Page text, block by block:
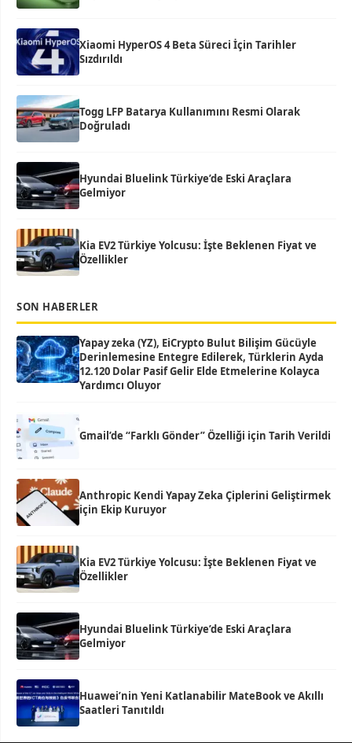
Xiaomi HyperOS 4 Beta Süreci İçin Tarihler
Sızdırıldı
Togg LFP Batarya Kullanımını Resmi Olarak
Doğruladı
Hyundai Bluelink Türkiye’de Eski Araçlara
Gelmiyor
Kia EV2 Türkiye Yolcusu: İşte Beklenen Fiyat ve
Özellikler
SON HABERLER
Yapay zeka (YZ), EiCrypto Bulut Bilişim Gücüyle
Derinlemesine Entegre Edilerek, Türklerin Ayda
12.120 Dolar Pasif Gelir Elde Etmelerine Kolayca
Yardımcı Oluyor
Gmail’de “Farklı Gönder” Özelliği için Tarih Verildi
Anthropic Kendi Yapay Zeka Çiplerini Geliştirmek
için Ekip Kuruyor
Kia EV2 Türkiye Yolcusu: İşte Beklenen Fiyat ve
Özellikler
Hyundai Bluelink Türkiye’de Eski Araçlara
Gelmiyor
Huawei’nin Yeni Katlanabilir MateBook ve Akıllı
Saatleri Tanıtıldı